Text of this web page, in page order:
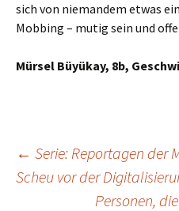
sich von niemandem etwas
Mobbing – mutig sein und
Mürsel Büyükay, 8b,
← Serie: Reportagen der
Scheu vor der
Personen,